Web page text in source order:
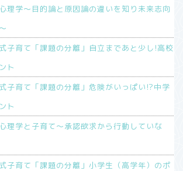
理学～目的論と原因論の違いを知り未来志向
子育て「課題の分離」自立まであと少し!高校
ト
子育て「課題の分離」危険がいっぱい!?中学
ト
理学と子育て～承認欲求から行動していな
子育て「課題の分離」小学生（高学年）のポ